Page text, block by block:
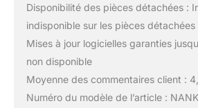
Disponibilité des pièces détachées :
indisponible sur les pièces détachées
Mises à jour logicielles garanties
non disponible
Moyenne des commentaires client :
Numéro du modèle de l’article :